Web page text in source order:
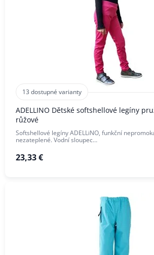
13 dostupné varianty
ADELLINO Dětské softshellové legíny
růžové
Softshellové legíny ADELLiNO, funkční
nezateplené. Vodní sloupec…
23,33 €